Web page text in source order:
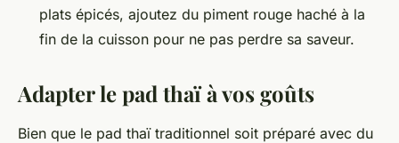
plats épicés, ajoutez du piment rouge haché à la
fin de la cuisson pour ne pas perdre sa saveur.
Adapter le pad thaï à vos goûts
Bien que le pad thaï traditionnel soit préparé avec du